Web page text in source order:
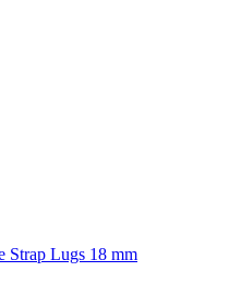
Strap Lugs 18 mm